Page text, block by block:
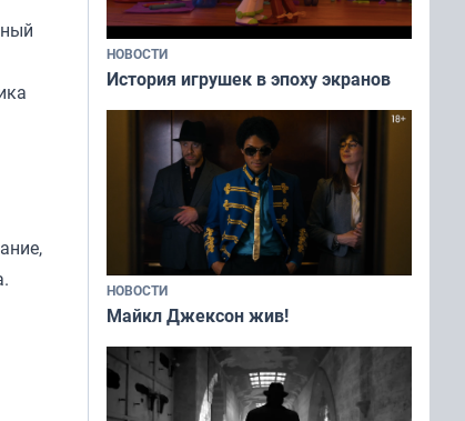
НОВОСТИ
История игрушек в эпоху экранов
НОВОСТИ
Майкл Джексон жив!